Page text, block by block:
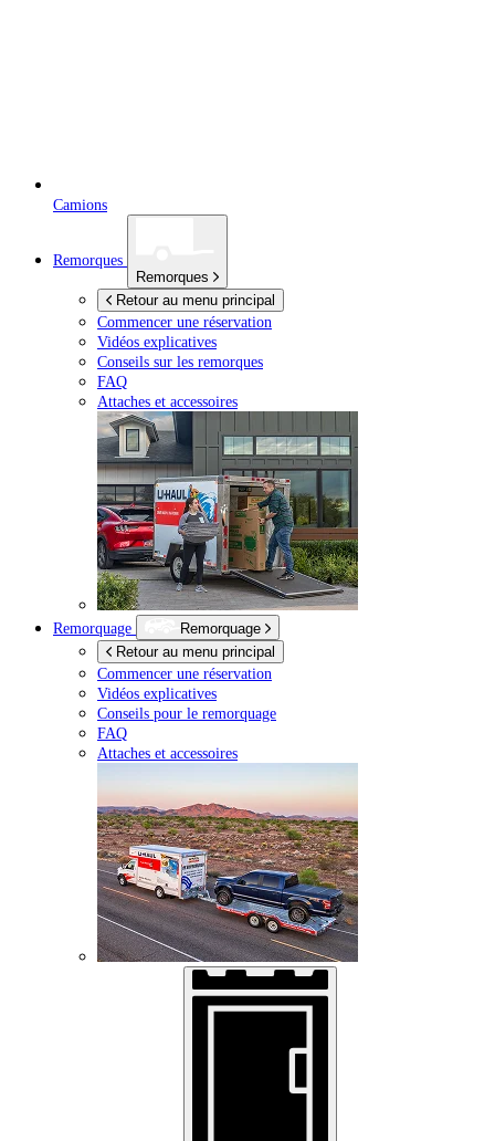
Camions
Remorques
Remorques
Retour au menu principal
Commencer une réservation
Vidéos explicatives
Conseils sur les remorques
FAQ
Attaches et accessoires
Remorquage
Remorquage
Retour au menu principal
Commencer une réservation
Vidéos explicatives
Conseils pour le remorquage
FAQ
Attaches et accessoires